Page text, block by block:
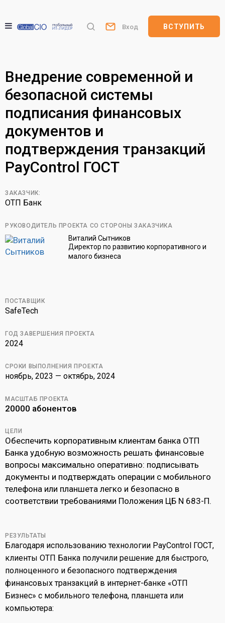
Вход ВСТУПИТЬ
Внедрение современной и
безопасной системы
подписания финансовых
документов и
подтверждения транзакций
PayControl ГОСТ
ЗАКАЗЧИК:
ОТП Банк
РУКОВОДИТЕЛЬ ПРОЕКТА СО СТОРОНЫ ЗАКАЗЧИКА
Виталий Сытников
Директор по развитию корпоративного и
малого бизнеса
ПОСТАВЩИК
SafeTech
ГОД ЗАВЕРШЕНИЯ ПРОЕКТА
2024
СРОКИ ВЫПОЛНЕНИЯ ПРОЕКТА
ноябрь, 2023 — октябрь, 2024
МАСШТАБ ПРОЕКТА
20000 абонентов
ЦЕЛИ
Обеспечить корпоративным клиентам банка ОТП
Банка удобную возможность решать финансовые
вопросы максимально оперативно: подписывать
документы и подтверждать операции с мобильного
телефона или планшета легко и безопасно в
соответствии требованиями Положения ЦБ N 683-П.
РЕЗУЛЬТАТЫ
Благодаря использованию технологии PayControl ГОСТ,
клиенты ОТП Банка получили решение для быстрого,
полноценного и безопасного подтверждения
финансовых транзакций в интернет-банке «ОТП
Бизнес» с мобильного телефона, планшета или
компьютера: